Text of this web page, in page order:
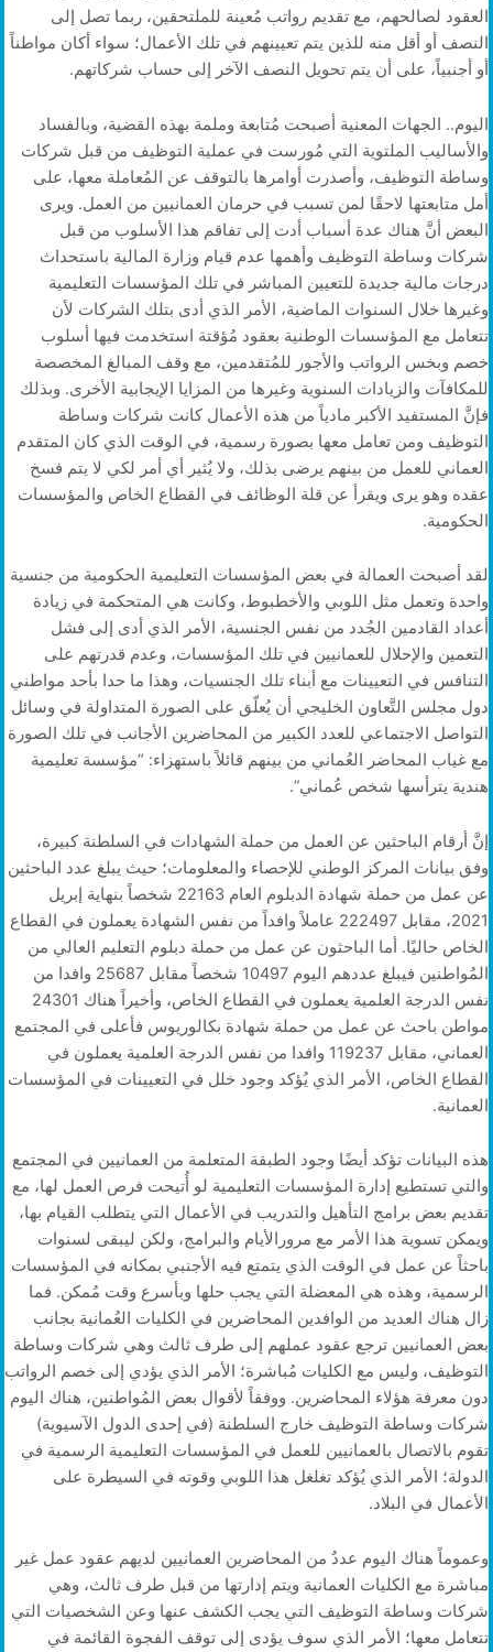
العقود لصالحهم، مع تقديم رواتب مُعينة للملتحقين، ربما تصل إلى
النصف أو أقل منه للذين يتم تعيينهم في تلك الأعمال؛ سواء أكان مواطناً
أو أجنبياً، على أن يتم تحويل النصف الآخر إلى حساب شركاتهم.
اليوم.. الجهات المعنية أصبحت مُتابعة وملمة بهذه القضية، وبالفساد
والأساليب الملتوية التي مُورست في عملية التوظيف من قبل شركات
وساطة التوظيف، وأصدرت أوامرها بالتوقف عن المُعاملة معها، على
أمل متابعتها لاحقًا لمن تسبب في حرمان العمانيين من العمل. ويرى
البعض أنَّ هناك عدة أسباب أدت إلى تفاقم هذا الأسلوب من قبل
شركات وساطة التوظيف وأهمها عدم قيام وزارة المالية باستحداث
درجات مالية جديدة للتعيين المباشر في تلك المؤسسات التعليمية
وغيرها خلال السنوات الماضية، الأمر الذي أدى بتلك الشركات لأن
تتعامل مع المؤسسات الوطنية بعقود مُؤقتة استخدمت فيها أسلوب
خصم وبخس الرواتب والأجور للمُتقدمين، مع وقف المبالغ المخصصة
للمكافآت والزيادات السنوية وغيرها من المزايا الإيجابية الأخرى. وبذلك
فإنَّ المستفيد الأكبر مادياً من هذه الأعمال كانت شركات وساطة
التوظيف ومن تعامل معها بصورة رسمية، في الوقت الذي كان المتقدم
العماني للعمل من بينهم يرضى بذلك، ولا يُثير أي أمر لكي لا يتم فسخ
عقده وهو يرى ويقرأ عن قلة الوظائف في القطاع الخاص والمؤسسات
الحكومية.
لقد أصبحت العمالة في بعض المؤسسات التعليمية الحكومية من جنسية
واحدة وتعمل مثل اللوبي والأخطبوط، وكانت هي المتحكمة في زيادة
أعداد القادمين الجُدد من نفس الجنسية، الأمر الذي أدى إلى فشل
التعمين والإحلال للعمانيين في تلك المؤسسات، وعدم قدرتهم على
التنافس في التعيينات مع أبناء تلك الجنسيات، وهذا ما حدا بأحد مواطني
دول مجلس التَّعاون الخليجي أن يُعلّق على الصورة المتداولة في وسائل
التواصل الاجتماعي للعدد الكبير من المحاضرين الأجانب في تلك الصورة
مع غياب المحاضر العُماني من بينهم قائلاً باستهزاء: “مؤسسة تعليمية
هندية يترأسها شخص عُماني”.
إنَّ أرقام الباحثين عن العمل من حملة الشهادات في السلطنة كبيرة،
وفق بيانات المركز الوطني للإحصاء والمعلومات؛ حيث يبلغ عدد الباحثين
عن عمل من حملة شهادة الدبلوم العام 22163 شخصاً بنهاية إبريل
2021، مقابل 222497 عاملاً وافداً من نفس الشهادة يعملون في القطاع
الخاص حاليًا. أما الباحثون عن عمل من حملة دبلوم التعليم العالي من
المُواطنين فيبلغ عددهم اليوم 10497 شخصاً مقابل 25687 وافدا من
نفس الدرجة العلمية يعملون في القطاع الخاص، وأخيراً هناك 24301
مواطن باحث عن عمل من حملة شهادة بكالوريوس فأعلى في المجتمع
العماني، مقابل 119237 وافدا من نفس الدرجة العلمية يعملون في
القطاع الخاص، الأمر الذي يُؤكد وجود خلل في التعيينات في المؤسسات
العمانية.
هذه البيانات تؤكد أيضًا وجود الطبقة المتعلمة من العمانيين في المجتمع
والتي تستطيع إدارة المؤسسات التعليمية لو أُتيحت فرص العمل لها، مع
تقديم بعض برامج التأهيل والتدريب في الأعمال التي يتطلب القيام بها،
ويمكن تسوية هذا الأمر مع مرورالأيام والبرامج، ولكن ليبقى لسنوات
باحثاً عن عمل في الوقت الذي يتمتع فيه الأجنبي بمكانه في المؤسسات
الرسمية، وهذه هي المعضلة التي يجب حلها وبأسرع وقت مُمكن. فما
زال هناك العديد من الوافدين المحاضرين في الكليات العُمانية بجانب
بعض العمانيين ترجع عقود عملهم إلى طرف ثالث وهي شركات وساطة
التوظيف، وليس مع الكليات مُباشرة؛ الأمر الذي يؤدي إلى خصم الرواتب
دون معرفة هؤلاء المحاضرين. ووفقاً لأقوال بعض المُواطنين، هناك اليوم
شركات وساطة التوظيف خارج السلطنة (في إحدى الدول الآسيوية)
تقوم بالاتصال بالعمانيين للعمل في المؤسسات التعليمية الرسمية في
الدولة؛ الأمر الذي يُؤكد تغلغل هذا اللوبي وقوته في السيطرة على
الأعمال في البلاد.
وعموماً هناك اليوم عددٌ من المحاضرين العمانيين لديهم عقود عمل غير
مباشرة مع الكليات العمانية ويتم إدارتها من قبل طرف ثالث، وهي
شركات وساطة التوظيف التي يجب الكشف عنها وعن الشخصيات التي
تتعامل معها؛ الأمر الذي سوف يؤدى إلى توقف الفجوة القائمة في